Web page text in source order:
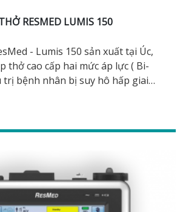
RESMED LUMIS 150
- Lumis 150 sản xuất tại Úc,
thở cao cấp hai mức áp lực ( Bi-
trị bệnh nhân bị suy hô hấp giai